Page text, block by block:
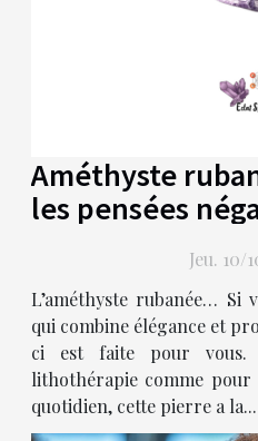
Améthyste
les pensées
Jeu. 10/
L’améthyste rubanée… Si
qui combine élégance et
ci est faite pour vous.
lithothérapie comme
quotidien, cette pierre a la...